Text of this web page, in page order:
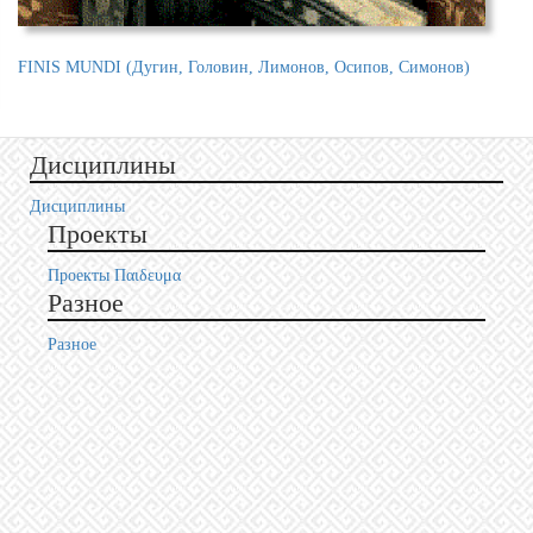
(Дугин, Головин, Лимонов, Осипов, Симонов) Черная Вода
Дисциплины
Дисциплины
Проекты
Проекты Пαιδευμα
Разное
Разное